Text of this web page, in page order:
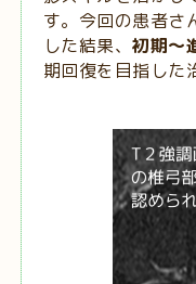
す。今回の患者さ
した結果、初期～
期回復を目指した